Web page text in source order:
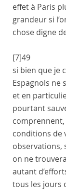
effet à Paris
grandeur si
chose digne
[7]49
si bien que je
Espagnols ne
et en
pourtant
comprennent,
conditions de
observations,
on ne
autant
tous les jours